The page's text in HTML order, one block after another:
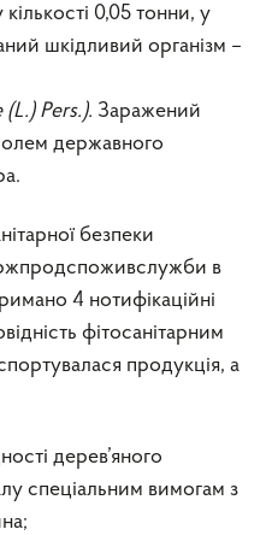
0,05 тонни, у
шкідливий організм –
(L.) Pers.). Заражений
державного
безпеки
в
4 нотифікаційні
фітосанітарним
продукція, а
дерев’яного
спеціальним вимогам з